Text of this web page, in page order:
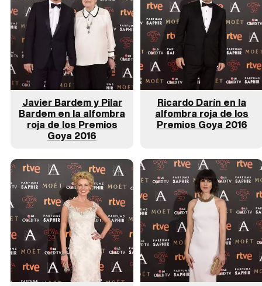
Javier Bardem y Pilar
Bardem en la alfombra
roja de los Premios
Goya 2016
Ricardo Darín en la
alfombra roja de los
Premios Goya 2016